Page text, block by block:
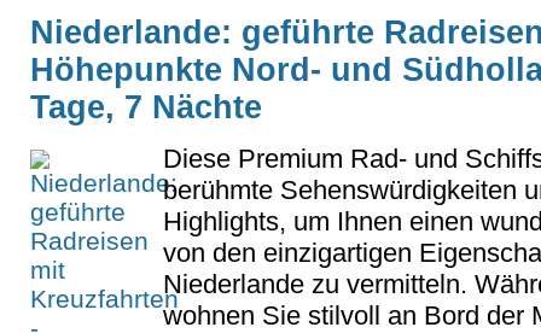
Niederlande: geführte
Höhepunkte Nord- und
Tage, 7 Nächte
Diese Premium Rad- und
berühmte Sehenswürdigkeiten
Highlights, um Ihnen einen
von den einzigartigen
Niederlande zu vermitteln.
wohnen Sie stilvoll an Bord der